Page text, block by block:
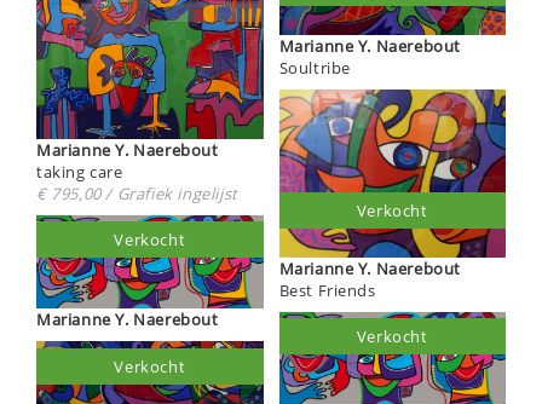
Marianne Y. Naerebout
taking care
€ 795,00 / Grafiek ingelijst
Marianne Y. Naerebout
Verkocht
Verkocht
Marianne Y. Naerebout
Soultribe
Marianne Y. Naerebout
Best Friends
Verkocht
Verkocht